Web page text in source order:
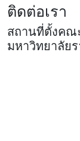
ติดต่อเรา
สถานที่ตั้งคณ
มหาวิทยาลัย